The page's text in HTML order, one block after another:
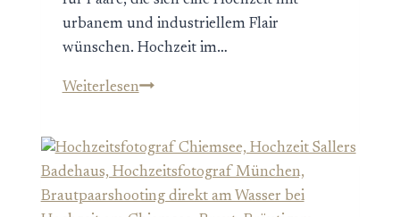
urbanem und industriellem Flair
wünschen. Hochzeit im…
WeiterlesenIndustrial
Tonwerk